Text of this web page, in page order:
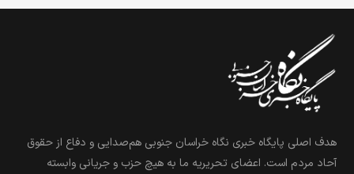
هدف اصلی پایگاه خبری نگاه خراسان جنوبی هم‌صدایی و دفاع از حقوق
آحاد مردم است. اعضای تحریریه ما به هیچ حزب و جریانی وابسته